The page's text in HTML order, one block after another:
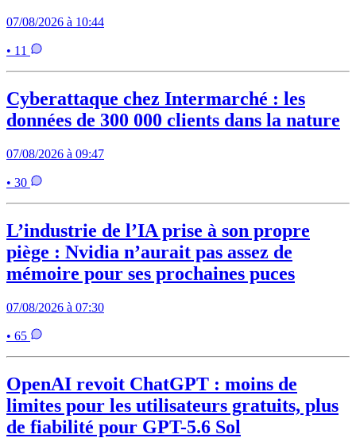
07/08/2026 à 10:44
• 11
Cyberattaque chez Intermarché : les
données de 300 000 clients dans la nature
07/08/2026 à 09:47
• 30
L’industrie de l’IA prise à son propre
piège : Nvidia n’aurait pas assez de
mémoire pour ses prochaines puces
07/08/2026 à 07:30
• 65
OpenAI revoit ChatGPT : moins de
limites pour les utilisateurs gratuits, plus
de fiabilité pour GPT-5.6 Sol